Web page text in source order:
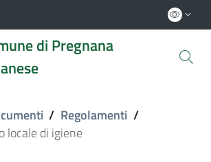
di Pregnana
/ Regolamenti /
locale di igiene